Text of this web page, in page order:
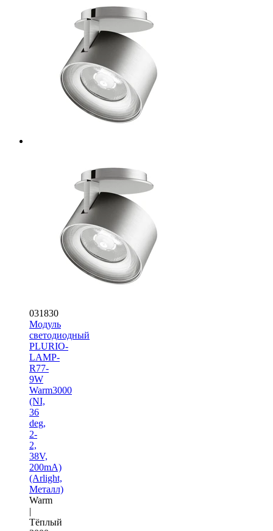
031830
Модуль
светодиодный
PLURIO-
LAMP-
R77-
9W
Warm3000
(NI,
36
deg,
2-
2,
38V,
200mA)
(Arlight,
Металл)
Warm
|
Тёплый